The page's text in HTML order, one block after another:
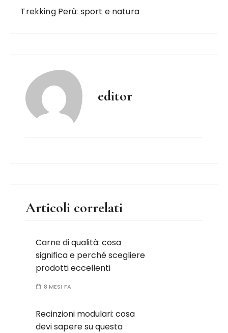
Trekking Perù: sport e natura
editor
Articoli correlati
Carne di qualità: cosa
significa e perché scegliere
prodotti eccellenti
8 MESI FA
Recinzioni modulari: cosa
devi sapere su questa